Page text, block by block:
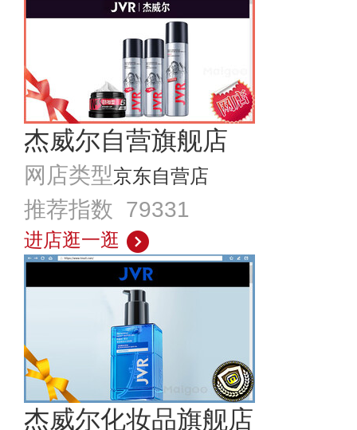
杰威尔自营旗舰店
网店类型京东自营店
推荐指数 79331
进店逛一逛
杰威尔化妆品旗舰店